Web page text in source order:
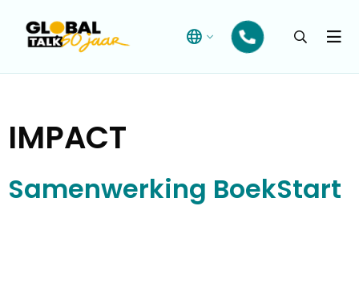
Open
IMPACT
Samenwerking BoekStart